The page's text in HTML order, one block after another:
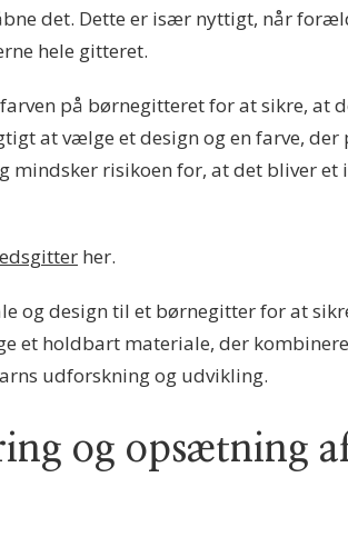
det. Dette er især nyttigt, når
hele gitteret.
på børnegitteret for at sikre, at
at vælge et design og en farve,
mindsker risikoen for, at det bliver
her.
og design til et børnegitter for at
et holdbart materiale, der
udforskning og udvikling.
og opsætning